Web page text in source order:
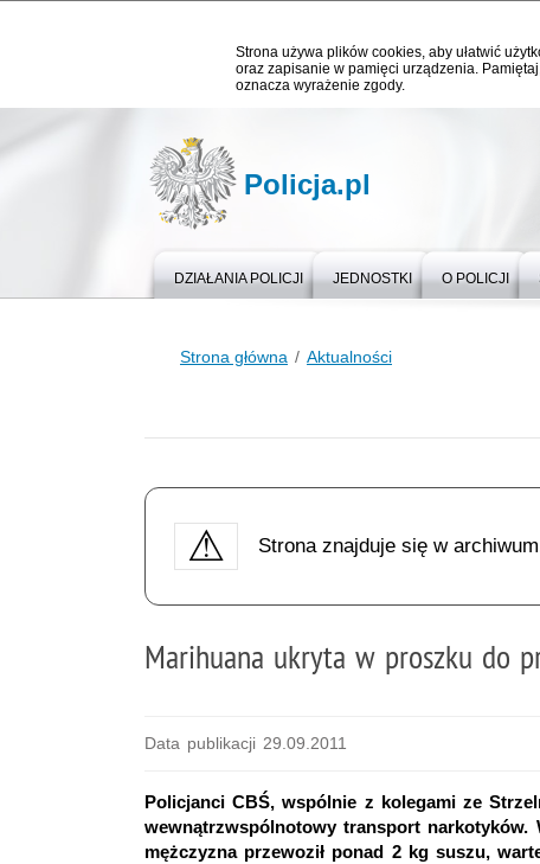
Strona używa plików cookies, aby ułatwić
oraz zapisanie w pamięci urządzenia.
oznacza wyrażenie zgody.
Policja.pl
DZIAŁANIA POLICJI JEDNOSTKI O POLICJI
Strona główna Aktualności
Strona znajduje się w
Marihuana ukryta w proszku do
Data publikacji 29.09.2011
Policjanci CBŚ, wspólnie z kolegami ze
wewnątrzwspólnotowy transport
mężczyzna przewoził ponad 2 kg suszu,